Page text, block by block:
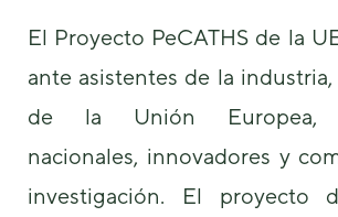
El Proyecto PeCATHS de la
ante asistentes de la
de la Unión Europea,
nacionales, innovadores y
investigación. El proyecto